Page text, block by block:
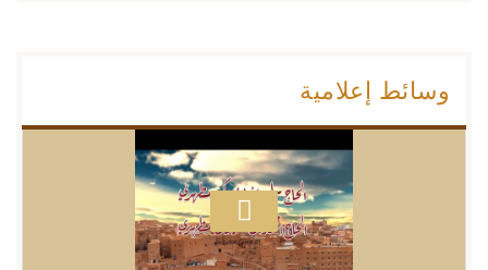
وسائط إعلامية